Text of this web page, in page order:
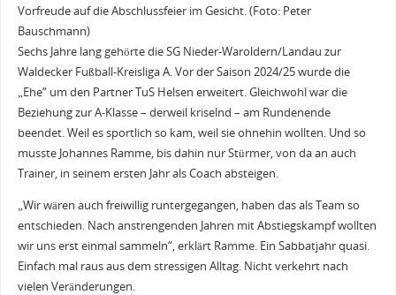
Vorfreude auf die Abschlussfeier im Gesicht. (Foto: Peter
Bauschmann)
Sechs Jahre lang gehörte die SG Nieder-Waroldern/Landau zur
Waldecker Fußball-Kreisliga A. Vor der Saison 2024/25 wurde die
„Ehe“ um den Partner TuS Helsen erweitert. Gleichwohl war die
Beziehung zur A-Klasse – derweil kriselnd – am Rundenende
beendet. Weil es sportlich so kam, weil sie ohnehin wollten. Und so
musste Johannes Ramme, bis dahin nur Stürmer, von da an auch
Trainer, in seinem ersten Jahr als Coach absteigen.
„Wir wären auch freiwillig runtergegangen, haben das als Team so
entschieden. Nach anstrengenden Jahren mit Abstiegskampf wollten
wir uns erst einmal sammeln“, erklärt Ramme. Ein Sabbatjahr quasi.
Einfach mal raus aus dem stressigen Alltag. Nicht verkehrt nach
vielen Veränderungen.